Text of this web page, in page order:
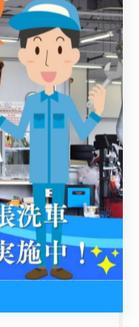
次のページ >
#洗車検定
岡
Categories